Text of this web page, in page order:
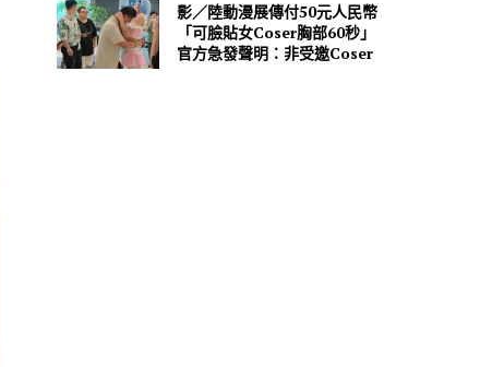
影／陸動漫展傳付50元人民幣
「可臉貼女Coser胸部60秒」
官方急發聲明：非受邀Coser